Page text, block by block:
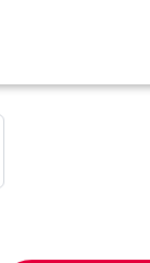
správně používat.